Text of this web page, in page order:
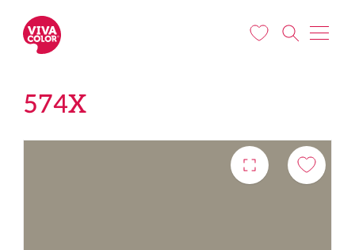
574X